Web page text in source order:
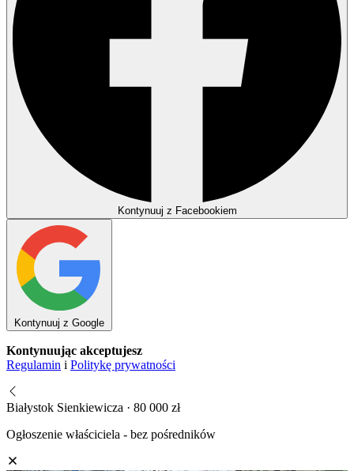
Kontynuuj z Facebookiem
Kontynuuj z Google
Kontynuując akceptujesz
Regulamin i Politykę prywatności
Białystok Sienkiewicza · 80 000 zł
Ogłoszenie właściciela - bez pośredników